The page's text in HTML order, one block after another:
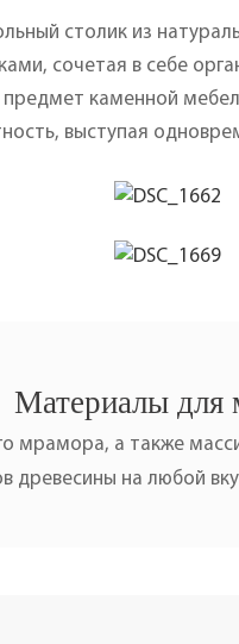
столик из
сочетая в себе
предмет каменной
выступая
Материалы для
мрамора, а также
древесины на любой